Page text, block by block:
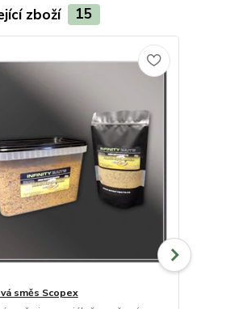
zboží 15
směs Scopex